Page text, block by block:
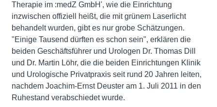
Therapie im :medZ GmbH', wie die Einrichtung
inzwischen offiziell heißt, die mit grünem Laserlicht
behandelt wurden, gibt es nur grobe Schätzungen.
"Einige Tausend dürften es schon sein", erklären die
beiden Geschäftsführer und Urologen Dr. Thomas Dill
und Dr. Martin Löhr, die die beiden Einrichtungen Klinik
und Urologische Privatpraxis seit rund 20 Jahren leiten,
nachdem Joachim-Ernst Deuster am 1. Juli 2011 in den
Ruhestand verabschiedet wurde.